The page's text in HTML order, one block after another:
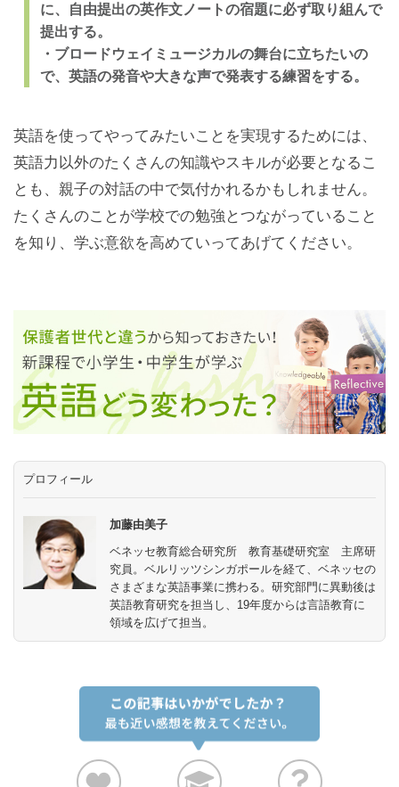
に、自由提出の英作文ノートの宿題に必ず取り組んで
提出する。
・ブロードウェイミュージカルの舞台に立ちたいの
で、英語の発音や大きな声で発表する練習をする。
英語を使ってやってみたいことを実現するためには、
英語力以外のたくさんの知識やスキルが必要となるこ
とも、親子の対話の中で気付かれるかもしれません。
たくさんのことが学校での勉強とつながっていること
を知り、学ぶ意欲を高めていってあげてください。
プロフィール
加藤由美子
ベネッセ教育総合研究所 教育基礎研究室 主席研
究員。ベルリッツシンガポールを経て、ベネッセの
さまざまな英語事業に携わる。研究部門に異動後は
英語教育研究を担当し、19年度からは言語教育に
領域を広げて担当。